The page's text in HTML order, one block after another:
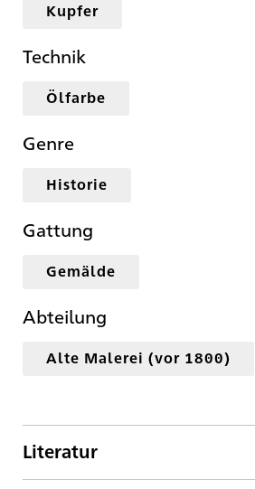
Kupfer
Technik
Ölfarbe
Genre
Historie
Gattung
Gemälde
Abteilung
Alte Malerei (vor 1800)
Literatur